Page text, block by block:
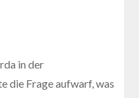
in der
die Frage aufwarf, was